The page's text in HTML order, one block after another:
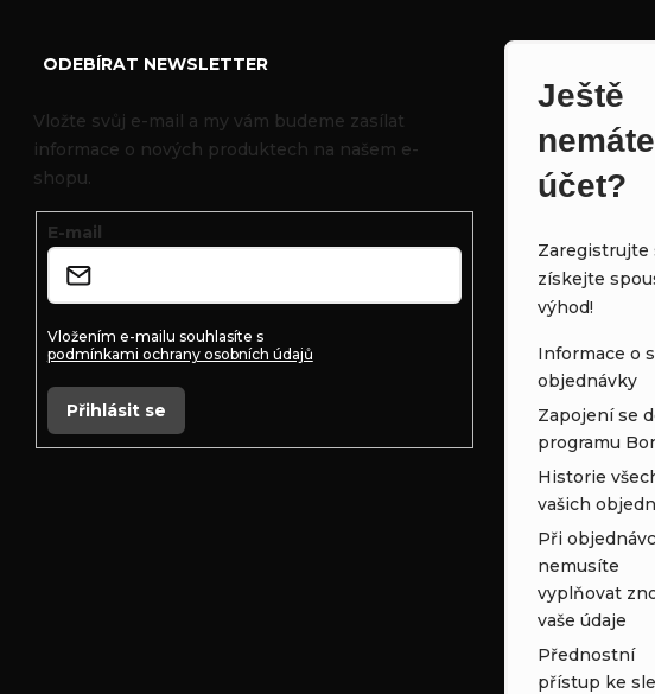
ODEBÍRAT NEWSLETTER
Vložte svůj e-mail a my vám budeme zasílat
informace o nových produktech na našem e-
shopu.
E-mail
Vložením e-mailu souhlasíte s
podmínkami ochrany osobních údajů
Přihlásit se
Ještě
nemáte
účet?
Zaregistrujte
získejte
výhod!
Informace o
objednávky
Zapojení se
programu
Historie
vašich
Při
nemusíte
vyplňovat
vaše údaje
Přednostní
přístup ke